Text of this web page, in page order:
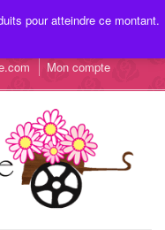
Mon compte
pour atteindre ce montant.